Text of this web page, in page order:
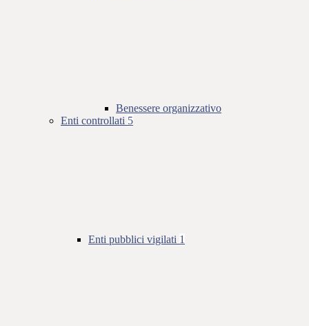
Benessere organizzativo
Enti controllati 5
Enti pubblici vigilati 1